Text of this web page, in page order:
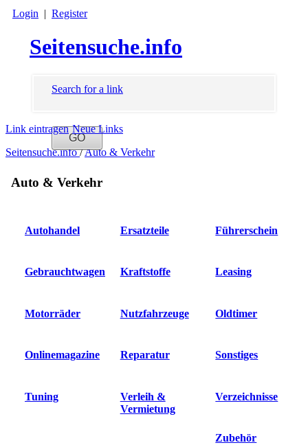
Login | Register
Seitensuche.info
Search for a link
Link eintragen Neue Links
Seitensuche.info/Auto & Verkehr
Auto & Verkehr
Autohandel Ersatzteile Führerschein
Gebrauchtwagen Kraftstoffe Leasing
Motorräder Nutzfahrzeuge Oldtimer
Onlinemagazine Reparatur Sonstiges
Tuning
Verleih &
Vermietung
Verzeichnisse
Zubehör